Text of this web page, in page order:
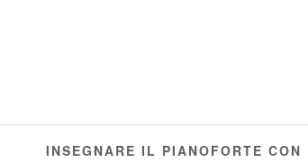
INSEGNARE IL PIANOFORTE